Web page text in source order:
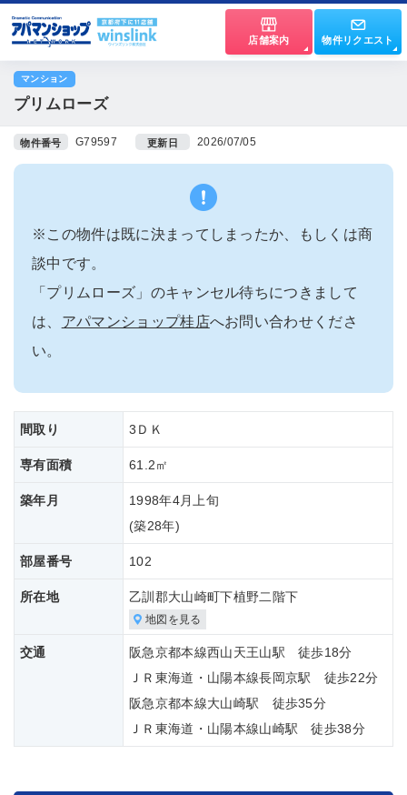
店舗案内 物件リクエスト
マンション
プリムローズ
物件番号 G79597 更新日 2026/07/05
※この物件は既に決まってしまったか、もしくは商
談中です。
「プリムローズ」のキャンセル待ちにつきまして
は、 アパマンショップ桂店へお問い合わせくださ
い。
間取り 3ＤＫ
専有面積 61.2㎡
築年月
1998年4月上旬
(築28年)
部屋番号 102
所在地 乙訓郡大山崎町下植野二階下
地図を見る
交通
阪急京都本線西山天王山駅 徒歩18分
ＪＲ東海道・山陽本線長岡京駅 徒歩22分
阪急京都本線大山崎駅 徒歩35分
ＪＲ東海道・山陽本線山崎駅 徒歩38分